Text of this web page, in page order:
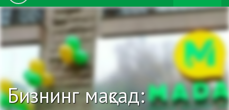
Бизнинг мақсад: